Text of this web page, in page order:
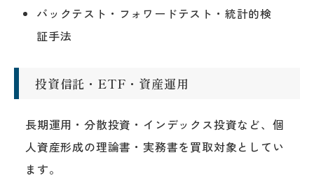
バックテスト・フォワードテスト・統計的検
証手法
投資信託・ETF・資産運用
長期運用・分散投資・インデックス投資など、個
人資産形成の理論書・実務書を買取対象としてい
ます。